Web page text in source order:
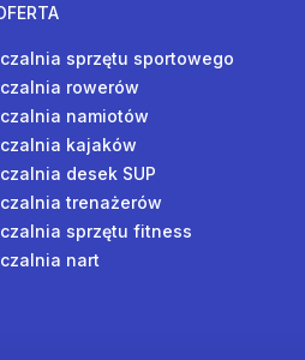
sprzętu sportowego
rowerów
namiotów
kajaków
desek SUP
trenażerów
sprzętu fitness
nart